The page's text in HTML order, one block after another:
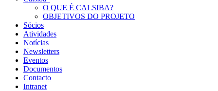
O QUE É CALSIBA?
OBJETIVOS DO PROJETO
Sócios
Atividades
Notícias
Newsletters
Eventos
Documentos
Contacto
Intranet